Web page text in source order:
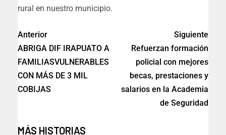
rural en nuestro municipio.
Anterior
ABRIGA DIF IRAPUATO A
FAMILIASVULNERABLES
CON MÁS DE 3 MIL
COBIJAS
Siguiente
Refuerzan formación
policial con mejores
becas, prestaciones y
salarios en la Academia
de Seguridad
MÁS HISTORIAS